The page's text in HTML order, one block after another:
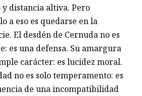
distancia altiva. Pero
a eso es quedarse en la
El desdén de Cernuda no es
es una defensa. Su amargura
carácter: es lucidez moral.
no es solo temperamento: es
de una incompatibilidad